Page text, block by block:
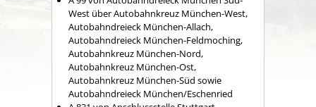
West über Autobahnkreuz München-West,
Autobahndreieck München-Allach,
Autobahndreieck München-Feldmoching,
Autobahnkreuz München-Nord,
Autobahnkreuz München-Ost,
Autobahnkreuz München-Süd sowie
Autobahndreieck München/Eschenried